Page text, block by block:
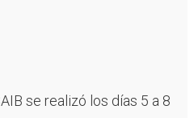
se realizó los días 5 a 8